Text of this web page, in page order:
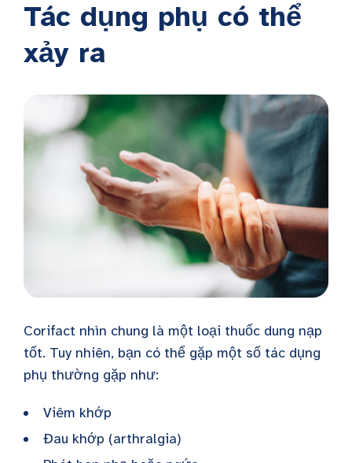
Tác dụng phụ có thể
xảy ra
Corifact nhìn chung là một loại thuốc dung nạp
tốt. Tuy nhiên, bạn có thể gặp một số tác dụng
phụ thường gặp như:
Viêm khớp
Đau khớp (arthralgia)